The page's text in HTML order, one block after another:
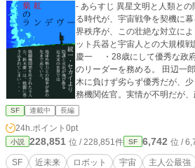
ンを離れ、太陽系外縁部のエ
逃避行を余儀なくされる。カ
が、・・・
- あらすじ 異星文明と人類と
る時代が、宇宙戦争を契機に
界秩序が、この壮絶な対立に
ット兵器と宇宙人との大規模戦闘小説！ - キャ
慶一 ・28歳にして優秀な政
のリーダーを務める。 田辺一郎 ・鈴木の幼馴染で同僚。鈴
木に負けず劣らず優秀だが、少々偏屈
務機関佐官。実情が不明だが
る。 田村結 ・公安の職員。柏木のことをひそかに思いつ
つ、謎が多い女性。 柴山拓郎 ・蝦夷から来た工学技師。鈴
木と親睦を深める。 柿塚連 ・鈴木たちの監督官。新人でミ
スが多いがいい意味でやる気だ
SF 連載中 長編
24h.ポイント 0pt
小説 228,851 位 / 228,851件 SF 6,742 位 /
SF 近未来 ロボット 宇宙 主人公最強